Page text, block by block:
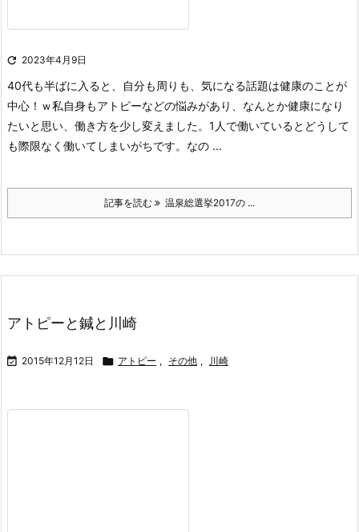
 2023年4月9日
40代も半ばに入ると、自分も周りも、気になる話題は健康のことが
中心！ｗ私自身もアトピーなどの悩みがあり、なんとか健康になり
たいと思い、働き方を少し変えました。1人で働いているとどうして
も際限なく働いてしまいがちです。なの ...
記事を読む 温泉総選挙2017の ...
アトピーと鍼と川崎
 2015年12月12日  アトピー , その他 , 川崎